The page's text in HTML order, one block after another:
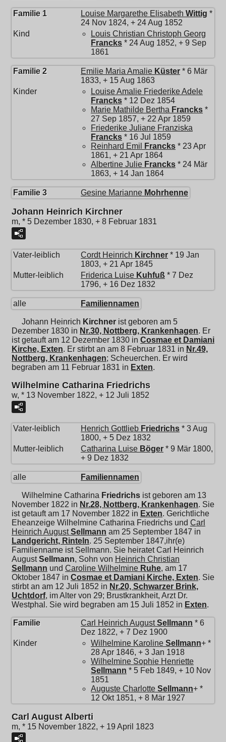
Familie 1 Louise Margarethe Elisabeth Wittig *
24 Nov 1824, + 24 Aug 1852
Kind
Louis Christian Christoph Georg
Francks * 24 Aug 1852, + 9 Sep
1861
Familie 2 Emilie Maria Amalie Küster * 6 Mär
1833, + 15 Aug 1863
Kinder
Louise Amalie Friederike Adele
Francks * 12 Dez 1854
Marie Mathilde Bertha Francks *
27 Sep 1857, + 22 Apr 1859
Friederike Juliane Franziska
Francks * 16 Jul 1859
Reinhard Emil
Francks * 23 Apr
1861, + 21 Apr 1864
Albertine Julie Francks * 24 Mär
1863, + 14 Jan 1864
Familie 3 Gesine Marianne Mohrhenne
Johann Heinrich Kirchner
m, * 5 Dezember 1830, + 8 Februar 1831
Vater-leiblich Cordt Heinrich Kirchner * 19 Jan
1803, + 21 Apr 1845
Mutter-leiblich
Friderica Luise Kuhfuß * 7 Dez
1796, + 16 Dez 1832
alle Familiennamen
Johann Heinrich Kirchner ist geboren am 5
Dezember 1830 in Nr.30, Nottberg, Krankenhagen. Er
ist getauft am 12 Dezember 1830 in Cosmae et Damiani
Kirche, Exten. Er stirbt an am 8 Februar 1831 in Nr.49,
Nottberg, Krankenhagen; Scheuerchen. Er wird
begraben am 11 Februar 1831 in Exten.
Wilhelmine Catharina Friedrichs
w, * 13 November 1822, + 12 Juli 1852
Vater-leiblich Henrich Gottlieb Friedrichs * 3 Aug
1800, + 5 Dez 1832
Mutter-leiblich
Catharina Luise Böger * 9 Mär 1800,
+ 9 Dez 1832
alle Familiennamen
Wilhelmine Catharina Friedrichs ist geboren am 13
November 1822 in Nr.28, Nottberg, Krankenhagen. Sie
ist getauft am 17 November 1822 in Exten. Gerichtliche
Eheanzeige Wilhelmine Catharina Friedrichs und Carl
Heinrich August Sellmann am 25 September 1847 in
Landgericht, Rinteln. 25 September 1847,ihr(e)
Familienname ist Sellmann. Sie heiratetCarl Heinrich
August Sellmann, Sohn von Heinrich Christian
Sellmann und Caroline Wilhelmine Ruhe, am 17
Oktober 1847 in Cosmae et Damiani Kirche, Exten. Sie
stirbt an am 12 Juli 1852 in Nr.20, Schwarzer Brink,
Uchtdorf, im Alter von 29; Brustkrankheit, Arzt Dr.
Westphal. Sie wird begraben am 15 Juli 1852 in Exten.
Familie Carl Heinrich August Sellmann * 6
Dez 1822, + 7 Dez 1900
Kinder
Wilhelmine Karoline Sellmann+ *
28 Apr 1846, + 3 Jan 1918
Wilhelmine Sophie Henriette
Sellmann * 5 Feb 1849, + 10 Nov
1851
Auguste Charlotte Sellmann+ *
12 Okt 1851, + 8 Mär 1927
Carl August Alberti
m, * 15 November 1822, + 19 April 1823